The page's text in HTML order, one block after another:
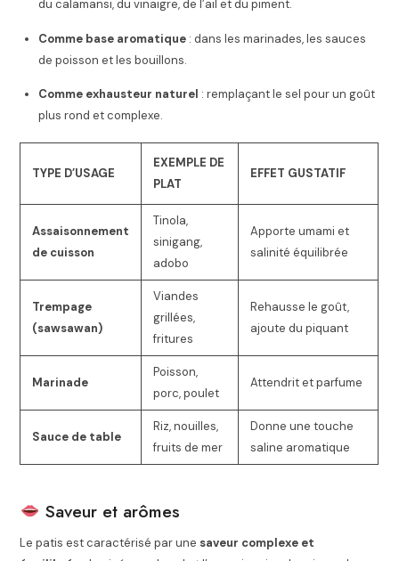
du calamansi, du vinaigre, de l’ail et du piment.
Comme base aromatique : dans les marinades, les sauces
de poisson et les bouillons.
Comme exhausteur naturel : remplaçant le sel pour un goût
plus rond et complexe.
TYPE D’USAGE
EXEMPLE DE
PLAT
EFFET GUSTATIF
Assaisonnement
de cuisson
Tinola,
sinigang,
adobo
Apporte umami et
salinité équilibrée
Trempage
(sawsawan)
Viandes
grillées,
fritures
Rehausse le goût,
ajoute du piquant
Marinade
Poisson,
porc, poulet
Attendrit et parfume
Sauce de table
Riz, nouilles,
fruits de mer
Donne une touche
saline aromatique
Saveur et arômes
Le patis est caractérisé par une saveur complexe et